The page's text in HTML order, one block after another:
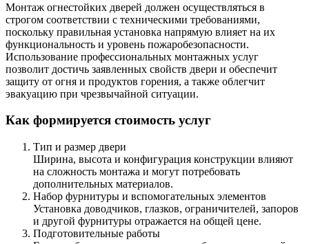
Монтаж огнестойких дверей должен осуществляться в
строгом соответствии с техническими требованиями,
поскольку правильная установка напрямую влияет на их
функциональность и уровень пожаробезопасности.
Использование профессиональных монтажных услуг
позволит достичь заявленных свойств двери и обеспечит
защиту от огня и продуктов горения, а также облегчит
эвакуацию при чрезвычайной ситуации.
Как формируется стоимость услуг
Тип и размер двери
Ширина, высота и конфигурация конструкции влияют
на сложность монтажа и могут потребовать
дополнительных материалов.
Набор фурнитуры и вспомогательных элементов
Установка доводчиков, глазков, ограничителей, запоров
и другой фурнитуры отражается на общей цене.
Подготовительные работы